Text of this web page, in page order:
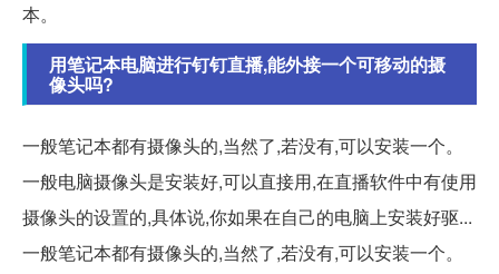
本。
用笔记本电脑进行钉钉直播,能外接一个可移动的摄
像头吗?
一般笔记本都有摄像头的,当然了,若没有,可以安装一个。
一般电脑摄像头是安装好,可以直接用,在直播软件中有使用
摄像头的设置的,具体说,你如果在自己的电脑上安装好驱...
一般笔记本都有摄像头的,当然了,若没有,可以安装一个。